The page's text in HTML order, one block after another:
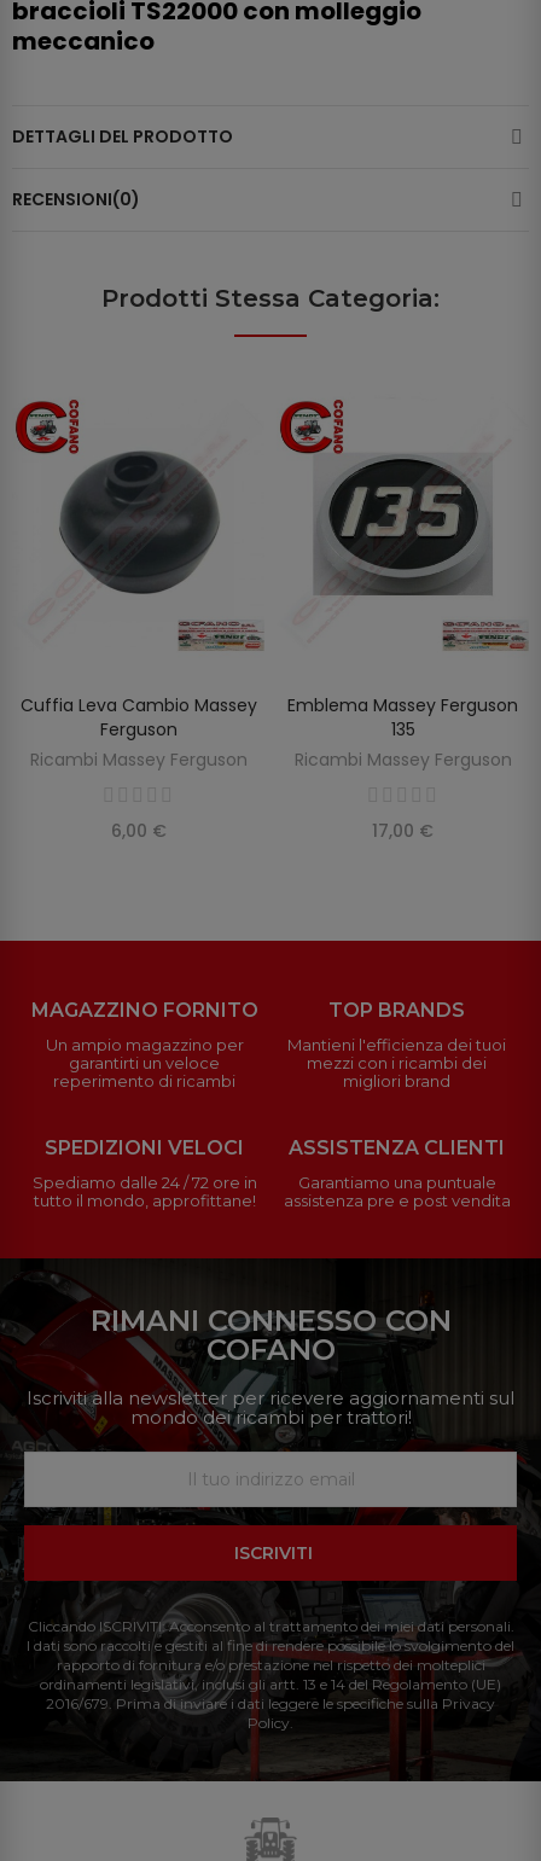
braccioli TS22000 con molleggio
meccanico
DETTAGLI DEL PRODOTTO
RECENSIONI(0)
Prodotti Stessa Categoria:
AGGIUNGI AL CARRELLO
Cuffia Leva Cambio Massey
Ferguson
Ricambi Massey Ferguson
6,00 €
AGGIUNGI AL CARRELLO
Emblema Massey Ferguson
135
Ricambi Massey Ferguson
17,00 €
MAGAZZINO FORNITO
Un ampio magazzino per
garantirti un veloce
reperimento di ricambi
TOP BRANDS
Mantieni l'efficienza dei tuoi
mezzi con i ricambi dei
migliori brand
SPEDIZIONI VELOCI
Spediamo dalle 24 / 72 ore in
tutto il mondo, approfittane!
ASSISTENZA CLIENTI
Garantiamo una puntuale
assistenza pre e post vendita
RIMANI CONNESSO CON
COFANO
Iscriviti alla newsletter per ricevere aggiornamenti sul
mondo dei ricambi per trattori!
ISCRIVITI
Cliccando ISCRIVITI: Acconsento al trattamento dei miei dati personali.
I dati sono raccolti e gestiti al fine di rendere possibile lo svolgimento del
rapporto di fornitura e/o prestazione nel rispetto dei molteplici
ordinamenti legislativi, inclusi gli artt. 13 e 14 del Regolamento (UE)
2016/679. Prima di inviare i dati leggere le specifiche sulla Privacy
Policy.